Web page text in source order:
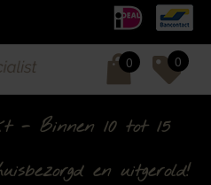
0 0
- Binnen 10 tot 15
en uitgerold!